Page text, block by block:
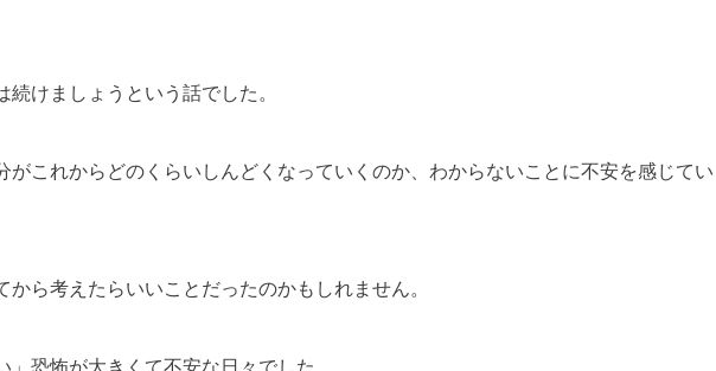
けましょうという話でした。
がこれからどのくらいしんどくなっていくのか、わからないことに不安を感じてい
ら考えたらいいことだったのかもしれません。